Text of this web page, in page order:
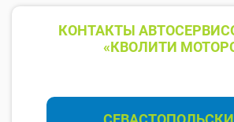
КОНТАКТЫ
«КВОЛИТИ